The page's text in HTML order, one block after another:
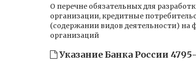
О перечне обязательных для
организации, кредитные
(содержании видов деятельности)
организаций
Указание Банка России